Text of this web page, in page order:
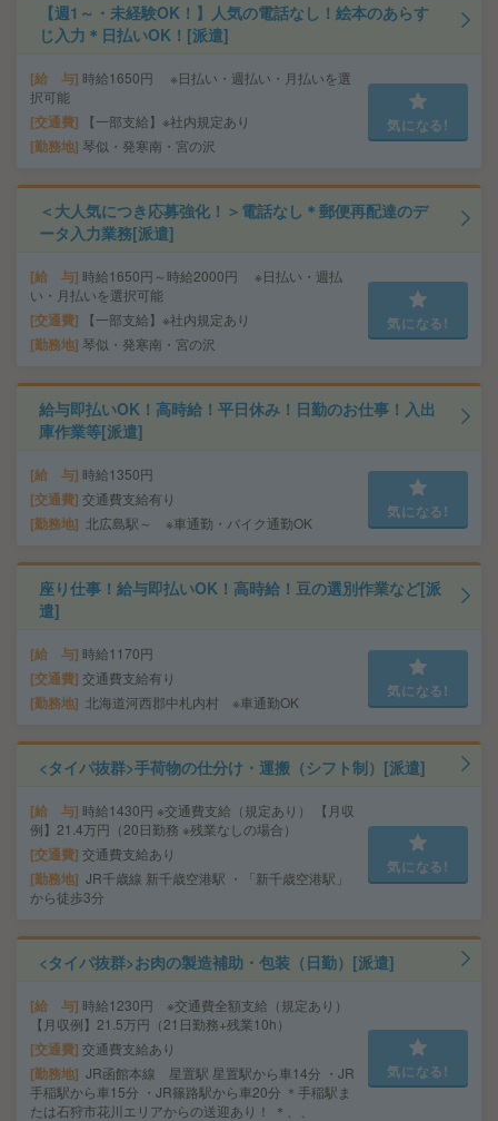
【週1～・未経験OK！】人気の電話なし！絵本のあらす
じ入力＊日払いOK！[派遣]
給 与 時給1650円 ※日払い・週払い・月払いを選
択可能
交通費 【一部支給】※社内規定あり
勤務地 琴似・発寒南・宮の沢
気になる!
＜大人気につき応募強化！＞電話なし＊郵便再配達のデ
ータ入力業務[派遣]
給 与 時給1650円～時給2000円 ※日払い・週払
い・月払いを選択可能
交通費 【一部支給】※社内規定あり
勤務地 琴似・発寒南・宮の沢
気になる!
給与即払いOK！高時給！平日休み！日勤のお仕事！入出
庫作業等[派遣]
給 与 時給1350円
交通費 交通費支給有り
勤務地 北広島駅～ ※車通勤・バイク通勤OK
気になる!
座り仕事！給与即払いOK！高時給！豆の選別作業など[派
遣]
給 与 時給1170円
交通費 交通費支給有り
勤務地 北海道河西郡中札内村 ※車通勤OK
気になる!
<タイパ抜群>手荷物の仕分け・運搬（シフト制）[派遣]
給 与 時給1430円 ※交通費支給（規定あり） 【月収
例】21.4万円（20日勤務 ※残業なしの場合）
交通費 交通費支給あり
勤務地 JR千歳線 新千歳空港駅 ・「新千歳空港駅」
から徒歩3分
気になる!
<タイパ抜群>お肉の製造補助・包装（日勤）[派遣]
給 与 時給1230円 ※交通費全額支給（規定あり）
【月収例】21.5万円（21日勤務+残業10h）
交通費 交通費支給あり
勤務地 JR函館本線 星置駅 星置駅から車14分 ・JR
手稲駅から車15分 ・JR篠路駅から車20分 ＊手稲駅ま
たは石狩市花川エリアからの送迎あり！ ＊、、
気になる!